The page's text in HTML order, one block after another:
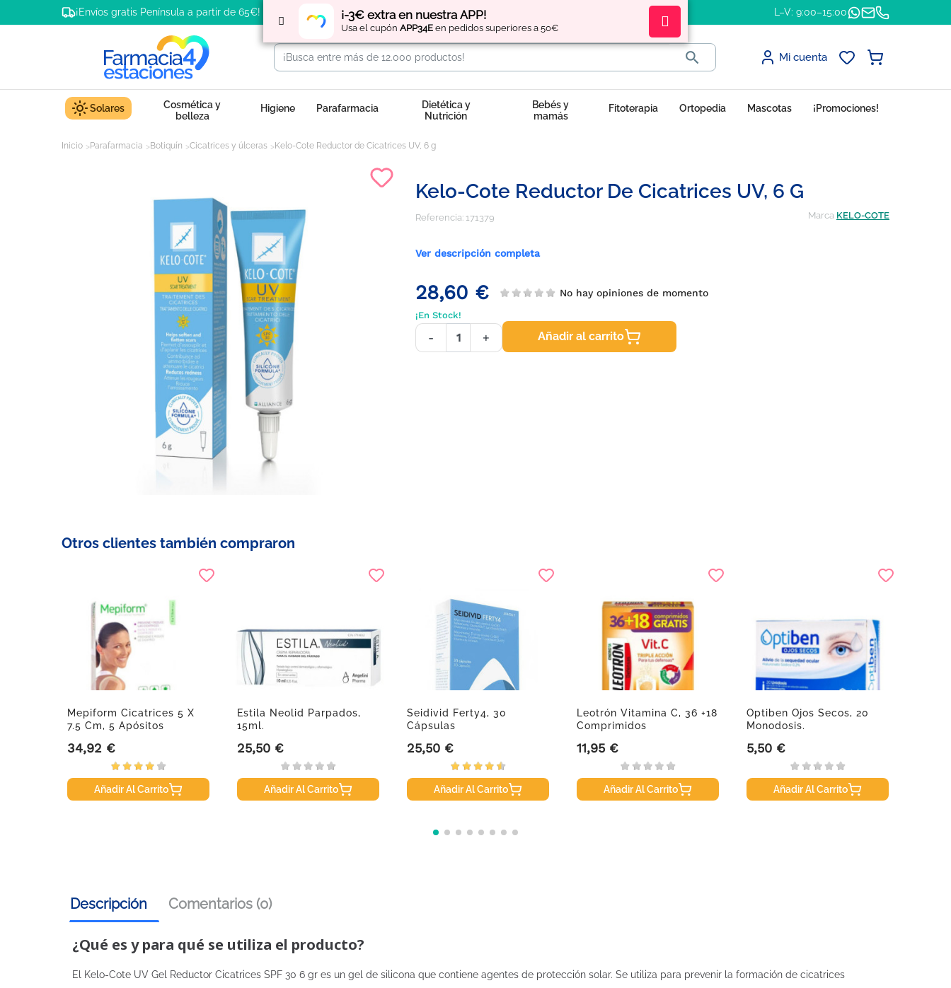
¡-3€ extra en nuestra APP!
Usa el cupón APP34E en pedidos superiores a 50€
¡Envíos gratis Península a partir de 65€! Regístratey obtén L–V: 9:00–15:00
 Mi cuenta
Solares
Cosmética y
belleza
Higiene Parafarmacia
Dietética y
Nutrición
Bebés y
mamás
Fitoterapia Ortopedia Mascotas ¡Promociones!
Inicio Parafarmacia Botiquín Cicatrices y úlceras Kelo-Cote Reductor de Cicatrices UV, 6 g
Kelo-Cote Reductor De Cicatrices UV, 6 G
Referencia: 171379 Marca KELO-COTE
Ver descripción completa
28,60 € No hay opiniones de momento
¡En Stock!
- + Añadir al carrito
Otros clientes también compraron
Mepiform Cicatrices 5 X
7.5 Cm, 5 Apósitos
Precio
34,92 €
Añadir Al Carrito
Estila Neolid Parpados,
15ml.
Precio
25,50 €
Añadir Al Carrito
Seidivid Ferty4, 30
Cápsulas
Precio
25,50 €
Añadir Al Carrito
Leotrón Vitamina C, 36 +18
Comprimidos
Precio
11,95 €
Añadir Al Carrito
Optiben Ojos Secos, 20
Monodosis.
Precio
5,50 €
Añadir Al Carrito
Descripción Comentarios (0)
¿Qué es y para qué se utiliza el producto?
El Kelo-Cote UV Gel Reductor Cicatrices SPF 30 6 gr es un gel de silicona que contiene agentes de protección solar. Se utiliza para prevenir la formación de cicatrices